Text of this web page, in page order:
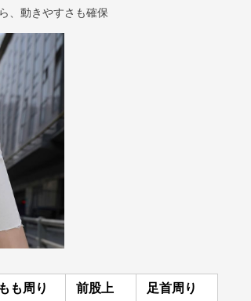
、動きやすさも確保
も周り
前股上
足首周り